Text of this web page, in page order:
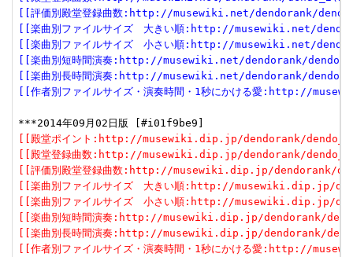
[[評価別殿堂登録曲数:http://musewiki.net/dendorank/
[[楽曲別ファイルサイズ　大きい順:http://musewiki.net/
[[楽曲別ファイルサイズ　小さい順:http://musewiki.net/
[[楽曲別短時間演奏:http://musewiki.net/dendorank/
[[楽曲別長時間演奏:http://musewiki.net/dendorank/
[[作者別ファイルサイズ・演奏時間・1秒にかける愛:http://
[[殿堂ポイント:http://musewiki.dip.jp/dendorank/
[[殿堂登録曲数:http://musewiki.dip.jp/dendorank/
[[評価別殿堂登録曲数:http://musewiki.dip.jp/dendorank/
[[楽曲別ファイルサイズ　大きい順:http://musewiki.dip.jp/
[[楽曲別ファイルサイズ　小さい順:http://musewiki.dip.jp/
[[楽曲別短時間演奏:http://musewiki.dip.jp/dendorank/
[[楽曲別長時間演奏:http://musewiki.dip.jp/dendorank/
[[作者別ファイルサイズ・演奏時間・1秒にかける愛:http://